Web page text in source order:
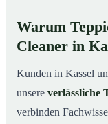
Warum
Cleaner in
Kunden in Kassel
unsere verlässliche
verbinden